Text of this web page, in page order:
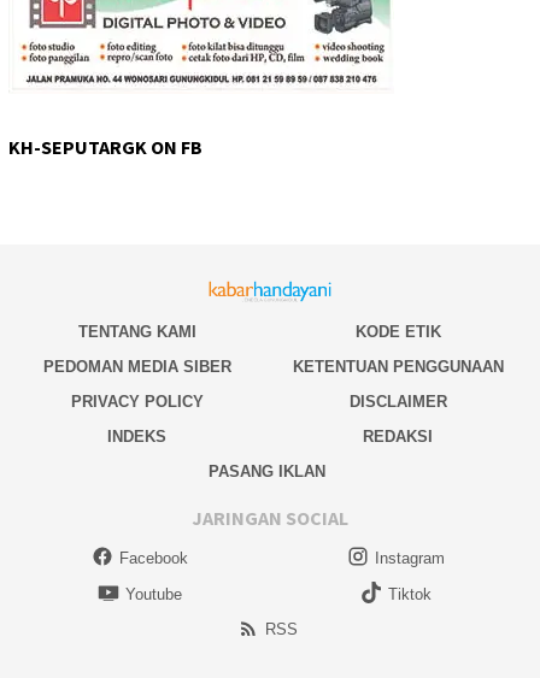
KH-SEPUTARGK ON FB
TENTANG KAMI
KODE ETIK
PEDOMAN MEDIA SIBER
KETENTUAN PENGGUNAAN
PRIVACY POLICY
DISCLAIMER
INDEKS
REDAKSI
PASANG IKLAN
JARINGAN SOCIAL
Facebook
Instagram
Youtube
Tiktok
RSS